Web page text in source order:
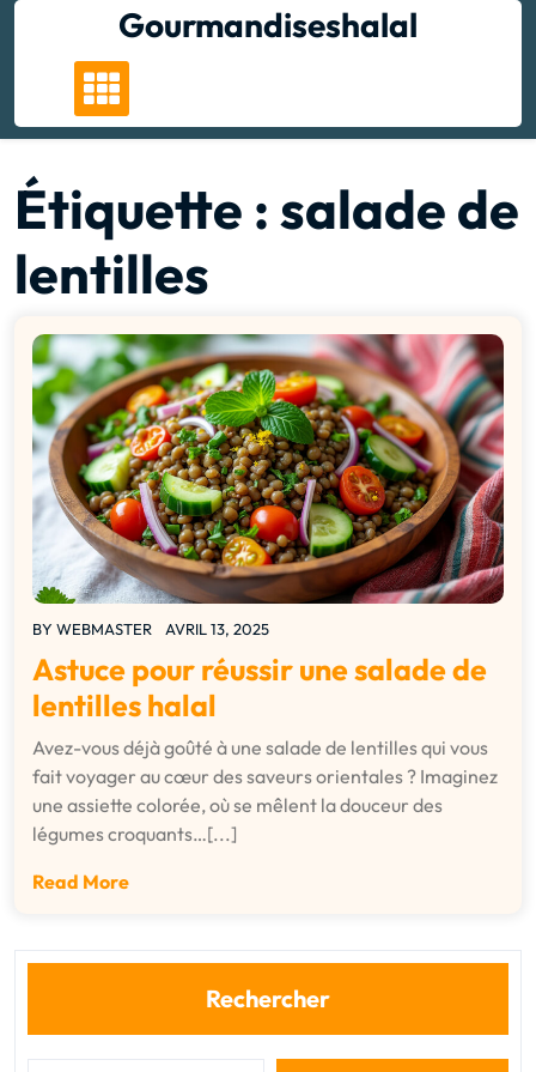
Gourmandiseshalal
Étiquette :salade de
lentilles
BY WEBMASTER AVRIL 13, 2025
Astuce pour réussir une salade de
lentilles halal
Avez-vous déjà goûté à une salade de lentilles qui vous
fait voyager au cœur des saveurs orientales ? Imaginez
une assiette colorée, où se mêlent la douceur des
légumes croquants…[...]
Read More
Rechercher